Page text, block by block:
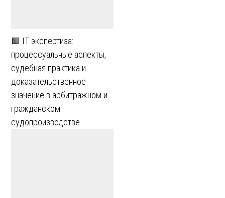
🟩 IT экспертиза:
процессуальные аспекты,
судебная практика и
доказательственное
значение в арбитражном и
гражданском
судопроизводстве